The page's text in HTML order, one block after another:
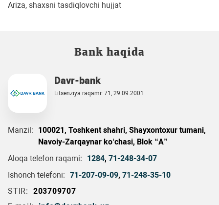
Ariza, shaxsni tasdiqlovchi hujjat
Bank haqida
Davr-bank
Litsenziya raqami: 71, 29.09.2001
Manzil:
100021, Toshkent shahri, Shayxontoxur tumani,
Navoiy-Zarqaynar ko‘chasi, Blok “A”
Aloqa telefon raqami:
1284, 71-248-34-07
Ishonch telefoni: 71-207-09-09, 71-248-35-10
STIR:
203709707